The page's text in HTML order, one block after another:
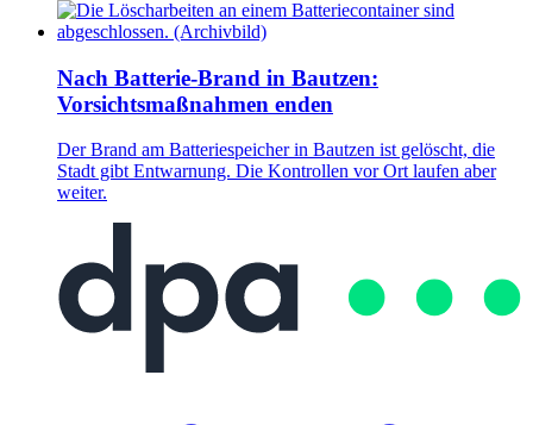
Nach Batterie-Brand in Bautzen:
Vorsichtsmaßnahmen enden
Der Brand am Batteriespeicher in Bautzen ist gelöscht, die
Stadt gibt Entwarnung. Die Kontrollen vor Ort laufen aber
weiter.